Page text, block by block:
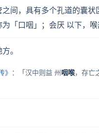
间，具有多个孔道的囊
「口咽」；会厌 以下，
。
》 ：「汉中则益 州 咽喉，存亡